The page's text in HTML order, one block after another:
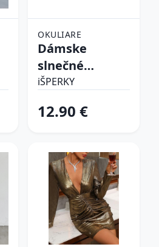
OKULIARE
Dámske
slnečné
okuliare
iŠPERKY
12.90 €